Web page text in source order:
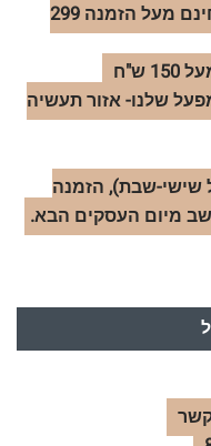
משלוח 29 ש"ח - משלוח עד הבית חינם מעל הזמנה 299
שלנו- אזור תעשיה
כולל שישי-שבת), הזמנה
ומרוכזת